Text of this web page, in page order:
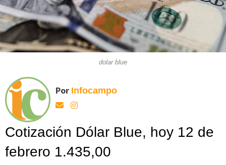
dolar blue
Por Infocampo
Cotización Dólar Blue, hoy 12 de
febrero 1.435,00